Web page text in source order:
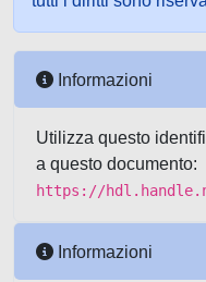
Informazioni
Utilizza questo
a questo documento:
https://
Informazioni